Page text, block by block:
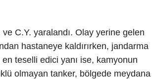
C.Y. yaralandı. Olay yerine gelen
hastaneye kaldırırken, jandarma
teselli edici yanı ise, kamyonun
olmayan tanker, bölgede meydana